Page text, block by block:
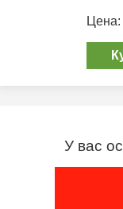
Цена:
У вас